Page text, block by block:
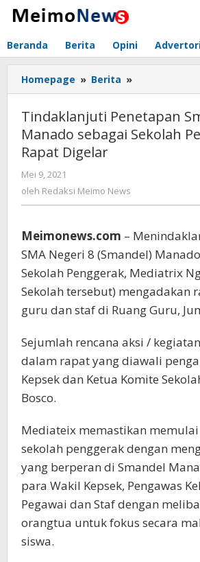
Lewati
Beranda Berita Opini
Homepage » Berita »
Penetapan
Manado
sebagai
Tindaklanjuti Penetapan
Manado sebagai Sekolah
Rapat Digelar
Mei 9, 2021
Redaksi
oleh Redaksi Meimo News
Meimonews.com –
SMA Negeri 8 (Smandel)
Sekolah Penggerak, Mediatrix
Sekolah tersebut) mengadakan
guru dan staf di Ruang Guru,
Sejumlah rencana aksi /
dalam rapat yang diawali
Kepsek dan Ketua Komite
Bosco.
Mediateix memastikan
sekolah penggerak dengan
yang berperan di Smandel
para Wakil Kepsek, Pengawas
Pegawai dan Staf dengan
orangtua untuk fokus secara
siswa.